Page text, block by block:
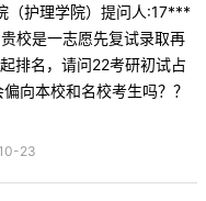
（护理学院）提问人:17***
校是一志愿先复试录取再
排名，请问22考研初试占
向本校和名校考生吗？？
23